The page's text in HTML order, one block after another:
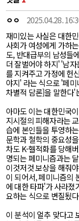
ㅇㅇ
2025.04.28.
재미있는 사실은 대한
사회가 여성에게 가하
도, 반대급부의 남성들
더 잘벌어야 하지' '남
를 지켜주고 가정에 헌
야지' 라는 식으로 '페
차별적 담론]을 말한다'
아마도 이는 대한민국
지시절의 피해자라는
습에 본인들을 투영하
문학과 철학의 중요성
차도 K-헬적화를 당해
명되는 페미니즘과는
이것저것 보상을 해줘
이 되어서, 페미니즘의
에 대한 타파'가 사라졌
요하는 식으로 변질됬
이 분석이 얼추 맞다고